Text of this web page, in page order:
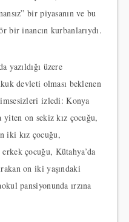
bir piyasanın ve bu
bir inancın kurbanlarıydı.
yazıldığı üzere
devleti olması beklenen
izledi: Konya
yiten on sekiz kız çocuğu,
iki kız çocuğu,
çocuğu, Kütahya’da
on iki yaşındaki
pansiyonunda ırzına